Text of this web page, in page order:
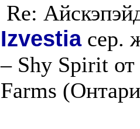
Re:
Izvestiaсер.
– Shy Spirit
Farms